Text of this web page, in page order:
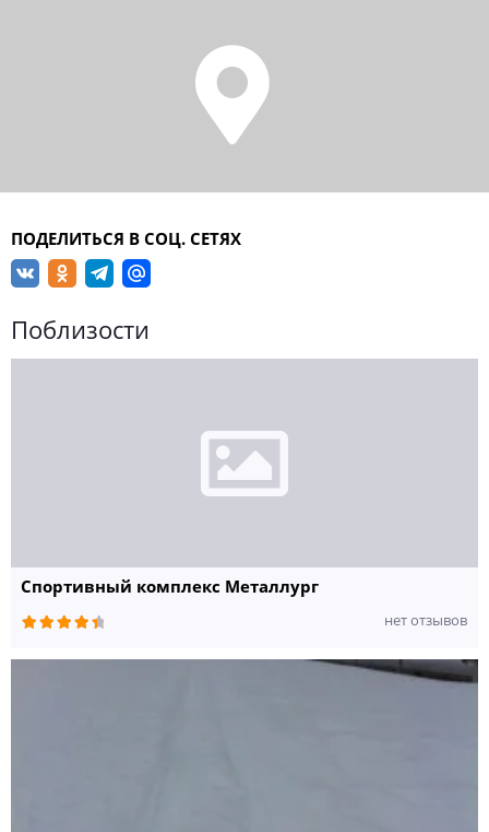
ПОДЕЛИТЬСЯ В СОЦ. СЕТЯХ
Поблизости
Спортивный комплекс Металлург
нет отзывов